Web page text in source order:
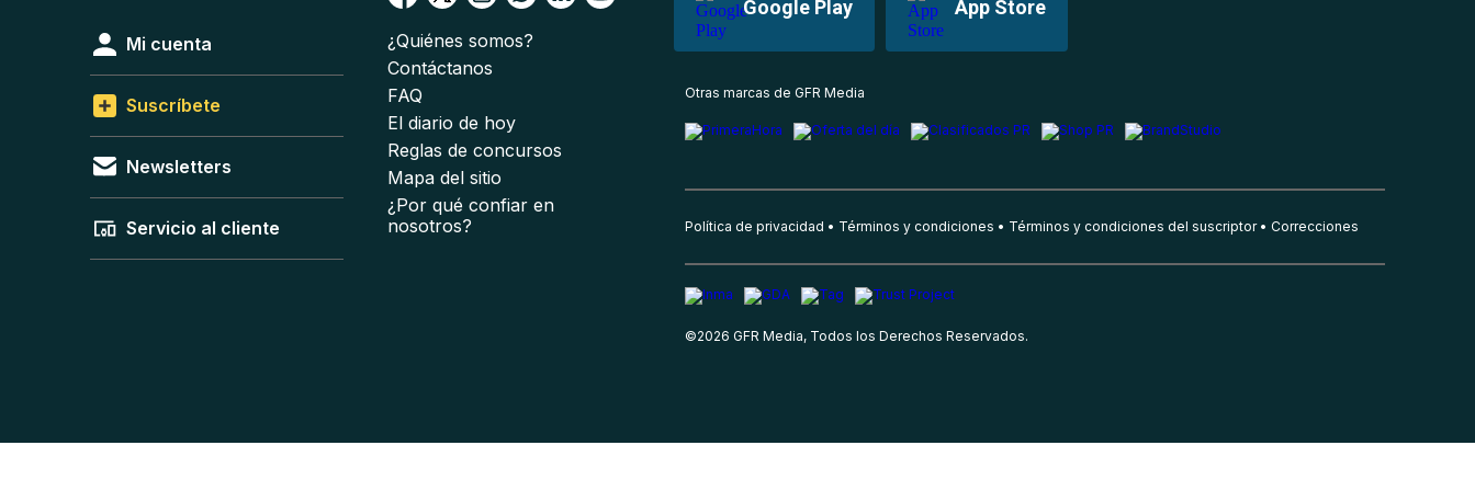
Google Play App Store
Mi cuenta
Suscríbete
Newsletters
Servicio al cliente
¿Quiénes somos?
Contáctanos
FAQ
El diario de hoy
Reglas de concursos
Mapa del sitio
¿Por qué confiar en
nosotros?
Otras marcas de GFR Media
Política de privacidad Términos y condiciones Términos y condiciones del suscriptor Correcciones
©2026 GFR Media, Todos los Derechos Reservados.